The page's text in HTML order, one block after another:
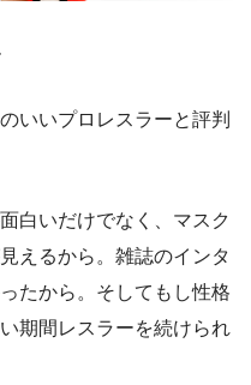
いいプロレスラーと評判
白いだけでなく、マスク
えるから。雑誌のインタ
たから。そしてもし性格
期間レスラーを続けられ